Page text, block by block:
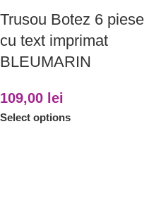
Trusou Botez 6 piese
cu text imprimat
BLEUMARIN
109,00 lei
Select options